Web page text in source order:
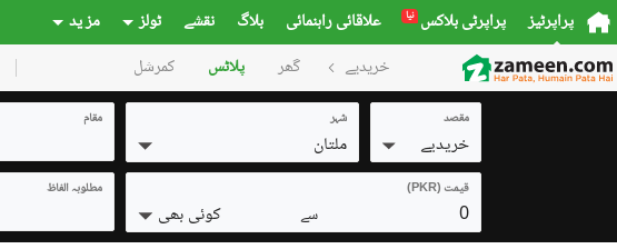
پراپرٹیز پراپرٹی بلاکس نیا علاقائی راہنمائی بلاگ نقشے ٹولز مز ید
خریدیے گھر پلاٹس کمرشل
مقصد
خریدیے
شہر
ملتان
مقام
قیمت (PKR)
0 سے کوئی بھی
مطلوبہ الفاظ